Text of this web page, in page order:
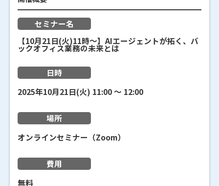
セミナー名
【10月21日(火)11時～】AIエージェントが拓く、バ
ックオフィス業務の未来とは
日時
2025年10月21日(火) 11:00 〜 12:00
場所
オンラインセミナー（Zoom）
費用
無料